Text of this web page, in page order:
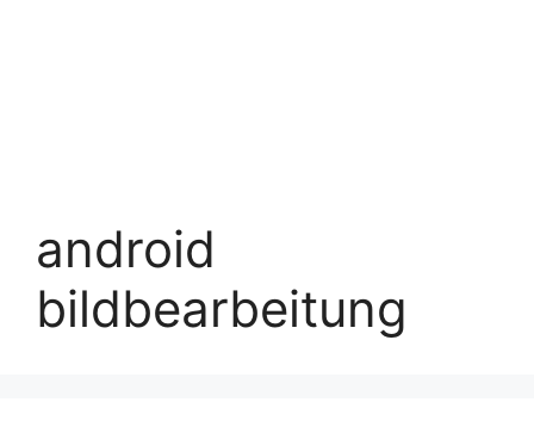
android
bildbearbeitung